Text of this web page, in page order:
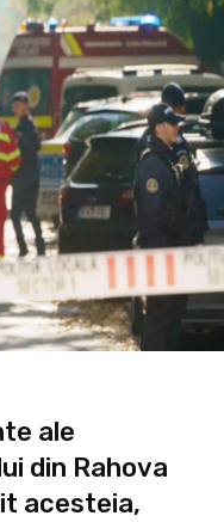
ale
din Rahova
acesteia,